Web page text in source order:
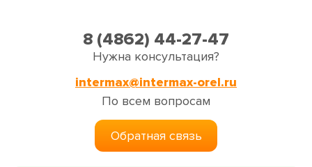
8 (4862) 44-27-47
Нужна консультация?
intermax@intermax-orel.ru
По всем вопросам
Обратная связь